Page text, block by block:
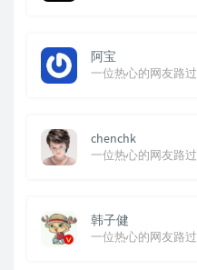
阿宝
一位热心的网友路过
chenchk
一位热心的网友路过
韩子健
一位热心的网友路过